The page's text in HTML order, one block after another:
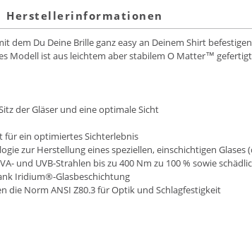
Herstellerinformationen
Du Deine Brille ganz easy an Deinem Shirt
Modell ist aus leichtem aber stabilem O Matter™
der Gläser und eine optimale Sicht
für ein optimiertes Sichterlebnis
zur Herstellung eines speziellen, einschichtigen Glases
und UVB-Strahlen bis zu 400 Nm zu 100 % sowie
Iridium®-Glasbeschichtung
die Norm ANSI Z80.3 für Optik und Schlagfestigkeit